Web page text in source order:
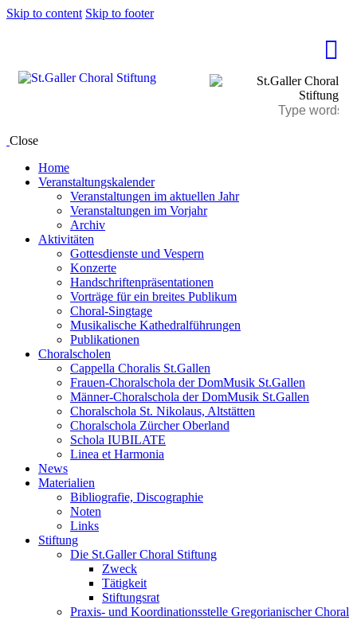
Skip to content Skip to footer
Close
Home
Veranstaltungskalender
Veranstaltungen im aktuellen Jahr
Veranstaltungen im Vorjahr
Archiv
Aktivitäten
Gottesdienste und Vespern
Konzerte
Handschriftenpräsentationen
Vorträge für ein breites Publikum
Choral-Singtage
Musikalische Kathedralführungen
Publikationen
Choralscholen
Cappella Choralis St.Gallen
Frauen-Choralschola der DomMusik St.Gallen
Männer-Choralschola der DomMusik St.Gallen
Choralschola St. Nikolaus, Altstätten
Choralschola Zürcher Oberland
Schola IUBILATE
Linea et Harmonia
News
Materialien
Bibliografie, Discographie
Noten
Links
Stiftung
Die St.Galler Choral Stiftung
Zweck
Tätigkeit
Stiftungsrat
Praxis- und Koordinationsstelle Gregorianischer Choral